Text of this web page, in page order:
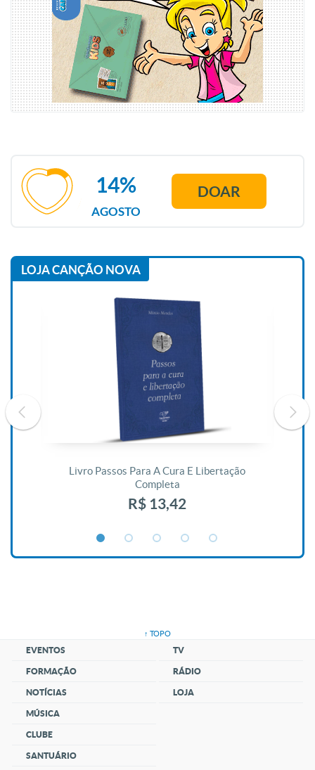
AGOSTO
14% DOAR
LOJA CANÇÃO NOVA
Livro Passos Para A Cura E Libertação
Completa
R$ 13,42
↑ TOPO
EVENTOS
FORMAÇÃO
NOTÍCIAS
MÚSICA
CLUBE
SANTUÁRIO
TV
RÁDIO
LOJA